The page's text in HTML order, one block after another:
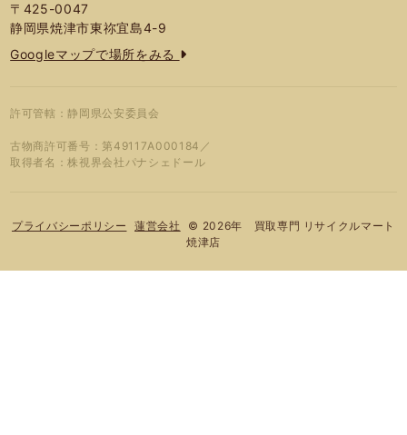
〒425-0047
静岡県焼津市東祢宜島4-9
Googleマップで場所をみる
許可管轄：静岡県公安委員会
古物商許可番号：第49117A000184／
取得者名：株視界会社パナシェドール
プライバシーポリシー 蓮営会社
© 2026年 買取専門 リサイクルマート
焼津店